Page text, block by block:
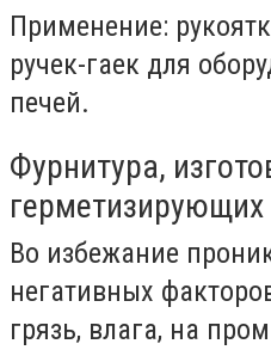
Применение:
ручек-гаек для
печей.
Фурнитура,
Во избежание
негативных
грязь, влага, на